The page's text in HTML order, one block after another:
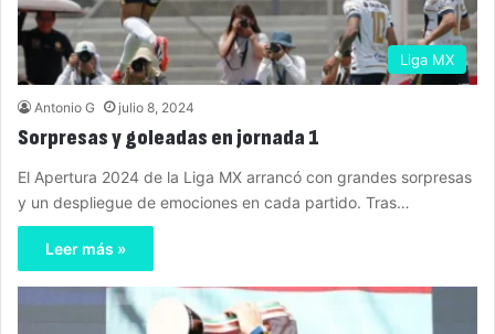
Liga MX
Antonio G julio 8, 2024
Sorpresas y goleadas en jornada 1
El Apertura 2024 de la Liga MX arrancó con grandes sorpresas
y un despliegue de emociones en cada partido. Tras…
Leer más »